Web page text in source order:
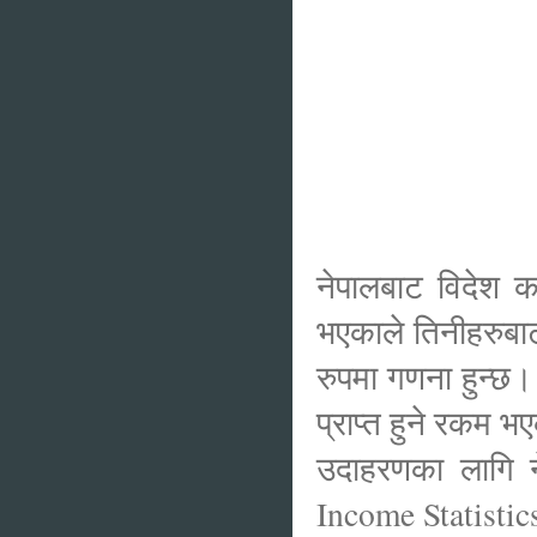
नेपालबाट विदेश
भएकाले
रुपमा गणना
प्राप्त हुने रकम
उदाहरणका
Income